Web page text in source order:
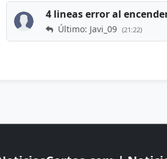
4 lineas error al
Último: Javi_09 (21:22)